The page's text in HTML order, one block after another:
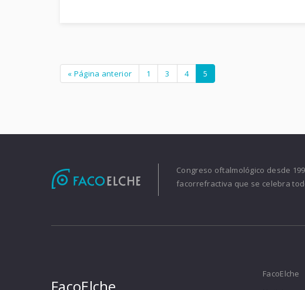
« Página anterior 1 3 4 5
Congreso oftalmológico desde
facorrefractiva que se celebra
FacoElche
FacoElche